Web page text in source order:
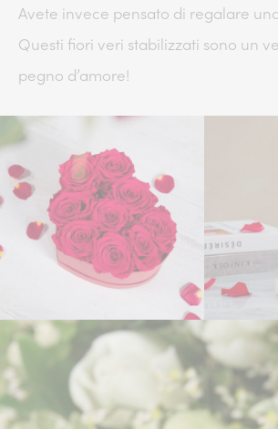
Avete invece pensato di regalare
Questi fiori veri stabilizzati sono un
pegno d’amore!